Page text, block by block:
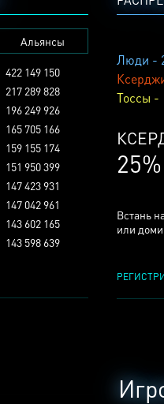
Люди -
Тоссы -
25%
Встань
или
Альянсы
422 149 150
217 289 828
196 249 926
165 705 166
159 155 174
151 950 399
147 423 931
147 042 961
143 602 165
143 598 639